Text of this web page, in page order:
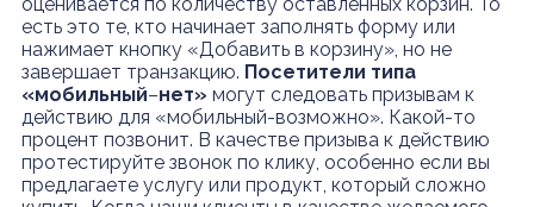
оценивается по количеству оставленных корзин. То
есть это те, кто начинает заполнять форму или
нажимает кнопку «Добавить в корзину», но не
завершает транзакцию. Посетители типа
«мобильный–нет» могут следовать призывам к
действию для «мобильный-возможно». Какой-то
процент позвонит. В качестве призыва к действию
протестируйте звонок по клику, особенно если вы
предлагаете услугу или продукт, который сложно